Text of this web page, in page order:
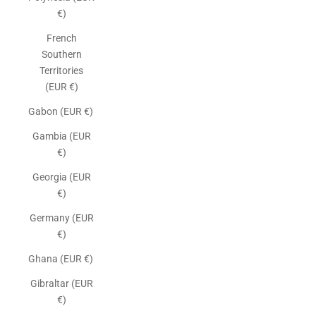
€)
French
Southern
Territories
(EUR €)
Gabon (EUR €)
Gambia (EUR
€)
Georgia (EUR
€)
Germany (EUR
€)
Ghana (EUR €)
Gibraltar (EUR
€)